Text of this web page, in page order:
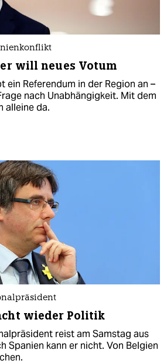
will neues Votum
ein Referendum in der Region an –
nach Unabhängigkeit. Mit dem
alleine da.
wieder Politik
reist am Samstag aus
Spanien kann er nicht. Von Belgien